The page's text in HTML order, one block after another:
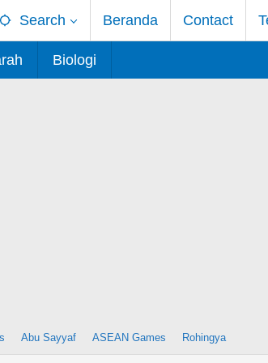
Search Beranda Contact
Biologi
Abu Sayyaf ASEAN Games Rohingya